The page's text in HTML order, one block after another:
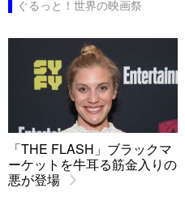
ぐるっと！世界の映画祭
「THE FLASH」ブラックマ
ーケットを牛耳る筋金入りの
悪が登場